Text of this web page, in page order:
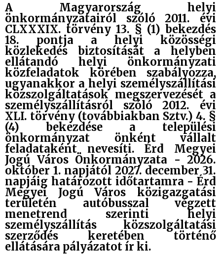
A Magyarország helyi
önkormányzatairól szóló 2011. évi
CLXXXIX. törvény 13. § (1) bekezdés
18. pontja a helyi közösségi
közlekedés biztosítását a helyben
ellátandó helyi önkormányzati
közfeladatok körében szabályozza,
ugyanakkor a helyi személyszállítási
közszolgáltatások megszervezését a
személyszállításról szóló 2012. évi
XLI. törvény (továbbiakban Sztv.) 4. §
(4) bekezdése a települési
önkormányzat önként vállalt
feladataként nevesíti. Érd Megyei
Jogú Város Önkormányzata - 2026.
október 1. napjától 2027. december 31.
napjáig határozott időtartamra - Érd
Megyei Jogú Város közigazgatási
területén autóbusszal végzett
menetrend szerinti helyi
személyszállítás közszolgáltatási
szerződés keretében történő
ellátására pályázatot ír ki.